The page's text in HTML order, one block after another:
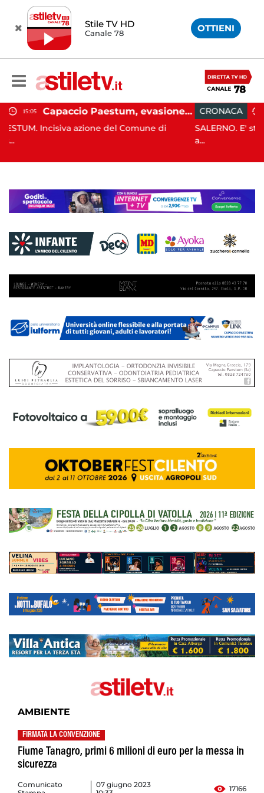
Stile TV HD
Canale 78 OTTIENI
Capaccio Paestum, evasione tassa di soggiorno: scoperte 49 strutture fantasma, elevate 132 sanzioni
del Comune di
CRONACA 13:55
SALERNO. E' stato scoperto solo
AMBIENTE
FIRMATA LA CONVENZIONE
Fiume Tanagro, primi 6 milioni di euro per la messa in
sicurezza
Comunicato
07 giugno 2023
17166